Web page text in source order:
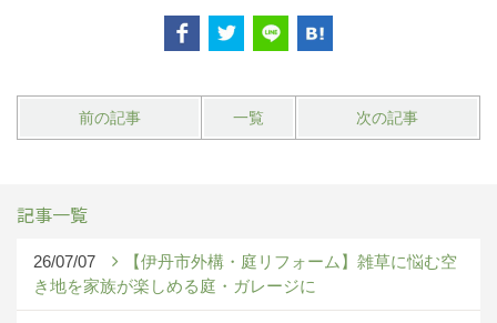
前の記事 一覧 次の記事
記事一覧
26/07/07
【伊丹市外構・庭リフォーム】雑草に悩む空
き地を家族が楽しめる庭・ガレージに